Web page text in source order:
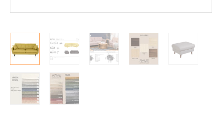
Ulkokalusteet
Valaisimet
Vuodesohvat
Senioreille